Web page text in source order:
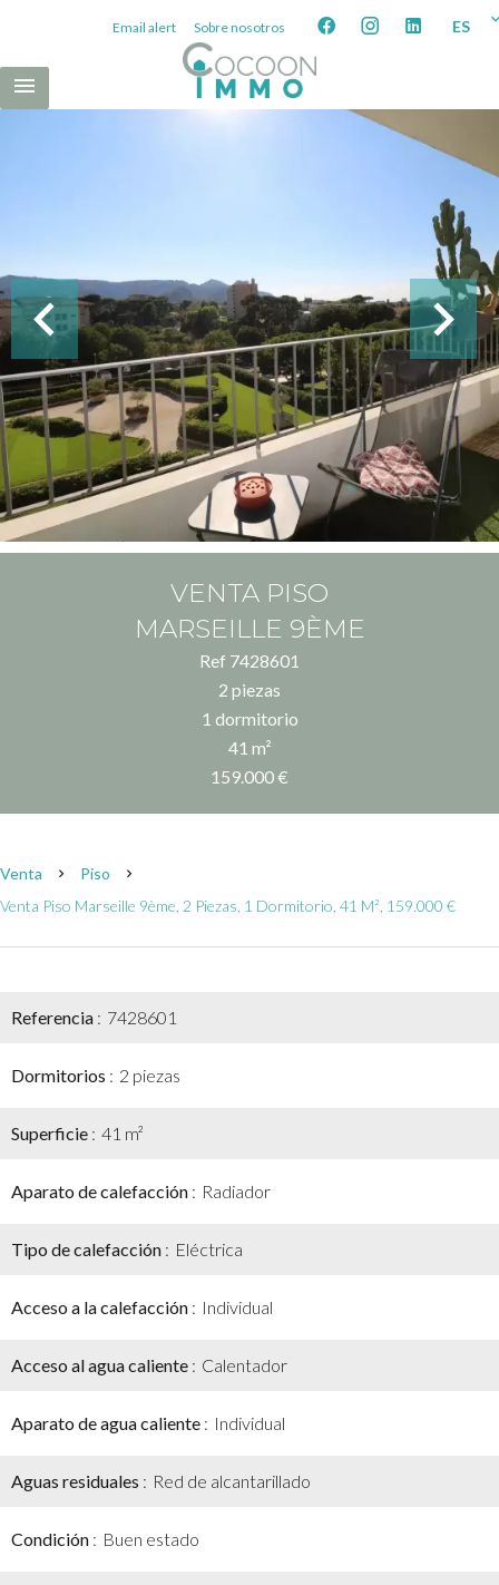
Email alert Sobre nosotros ES
VENTA PISO
MARSEILLE 9ÈME
Ref 7428601
2 piezas
1 dormitorio
41 m²
159.000 €
Venta
Piso
Venta Piso Marseille 9ème, 2 Piezas, 1 Dormitorio, 41 M², 159.000 €
Referencia 7428601
Dormitorios 2 piezas
Superficie 41 m²
Aparato de calefacción Radiador
Tipo de calefacción Eléctrica
Acceso a la calefacción Individual
Acceso al agua caliente Calentador
Aparato de agua caliente Individual
Aguas residuales Red de alcantarillado
Condición Buen estado